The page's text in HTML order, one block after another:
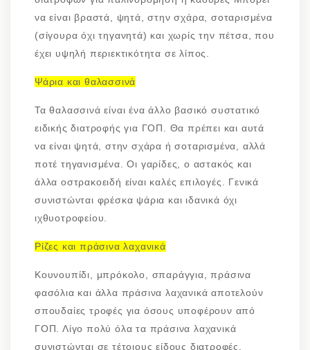
να είναι βραστά, ψητά, στην σχάρα, σοταρισμένα
(σίγουρα όχι τηγανητά) και χωρίς την πέτσα, που
έχει υψηλή περιεκτικότητα σε λίπος.
Ψάρια και θαλασσινά
Τα θαλασσινά είναι ένα άλλο βασικό συστατικό
ειδικής διατροφής για ΓΟΠ. Θα πρέπει και αυτά
να είναι ψητά, στην σχάρα ή σοταρισμένα, αλλά
ποτέ τηγανισμένα. Οι γαρίδες, ο αστακός και
άλλα οστρακοειδή είναι καλές επιλογές. Γενικά
συνιστώνται φρέσκα ψάρια και ιδανικά όχι
ιχθυοτροφείου.
Ρίζες και πράσινα λαχανικά
Κουνουπίδι, μπρόκολο, σπαράγγια, πράσινα
φασόλια και άλλα πράσινα λαχανικά αποτελούν
σπουδαίες τροφές για όσους υποφέρουν από
ΓΟΠ. Λίγο πολύ όλα τα πράσινα λαχανικά
συνιστώνται σε τέτοιους είδους διατροφές.